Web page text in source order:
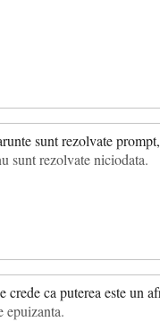
sunt rezolvate
sunt rezolvate niciodata.
crede ca puterea este un
epuizanta.